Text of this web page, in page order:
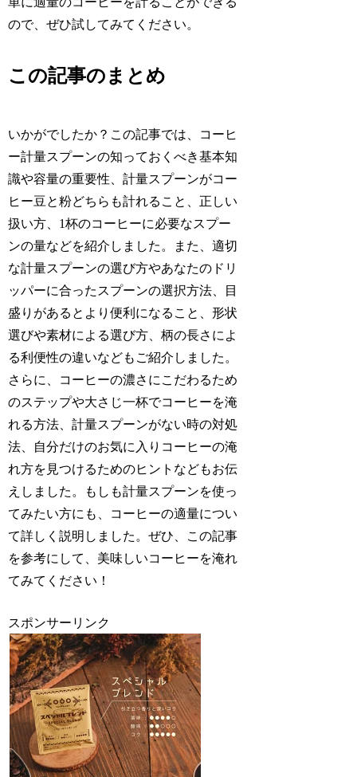
ので、ぜひ試してみてください。
この記事のまとめ
いかがでしたか？この記事では、コーヒ
ー計量スプーンの知っておくべき基本知
識や容量の重要性、計量スプーンがコー
ヒー豆と粉どちらも計れること、正しい
扱い方、1杯のコーヒーに必要なスプー
ンの量などを紹介しました。また、適切
な計量スプーンの選び方やあなたのドリ
ッパーに合ったスプーンの選択方法、目
盛りがあるとより便利になること、形状
選びや素材による選び方、柄の長さによ
る利便性の違いなどもご紹介しました。
さらに、コーヒーの濃さにこだわるため
のステップや大さじ一杯でコーヒーを淹
れる方法、計量スプーンがない時の対処
法、自分だけのお気に入りコーヒーの淹
れ方を見つけるためのヒントなどもお伝
えしました。もしも計量スプーンを使っ
てみたい方にも、コーヒーの適量につい
て詳しく説明しました。ぜひ、この記事
を参考にして、美味しいコーヒーを淹れ
てみてください！
スポンサーリンク